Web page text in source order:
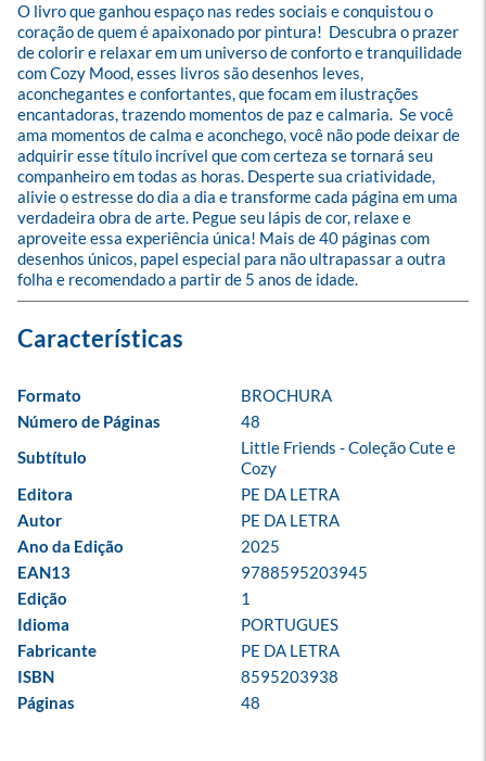
O livro que ganhou espaço nas redes sociais e conquistou o
coração de quem é apaixonado por pintura!  Descubra o prazer
de colorir e relaxar em um universo de conforto e tranquilidade
com Cozy Mood, esses livros são desenhos leves,
aconchegantes e confortantes, que focam em ilustrações
encantadoras, trazendo momentos de paz e calmaria.  Se você
ama momentos de calma e aconchego, você não pode deixar de
adquirir esse título incrível que com certeza se tornará seu
companheiro em todas as horas. Desperte sua criatividade,
alivie o estresse do dia a dia e transforme cada página em uma
verdadeira obra de arte. Pegue seu lápis de cor, relaxe e
aproveite essa experiência única! Mais de 40 páginas com
desenhos únicos, papel especial para não ultrapassar a outra
folha e recomendado a partir de 5 anos de idade.
Formato
BROCHURA
Número de Páginas
48
Subtítulo
Little Friends - Coleção Cute e
Cozy
Editora
PE DA LETRA
Autor
PE DA LETRA
Ano da Edição
2025
EAN13
9788595203945
Edição
1
Idioma
PORTUGUES
Fabricante
PE DA LETRA
ISBN
8595203938
Páginas
48